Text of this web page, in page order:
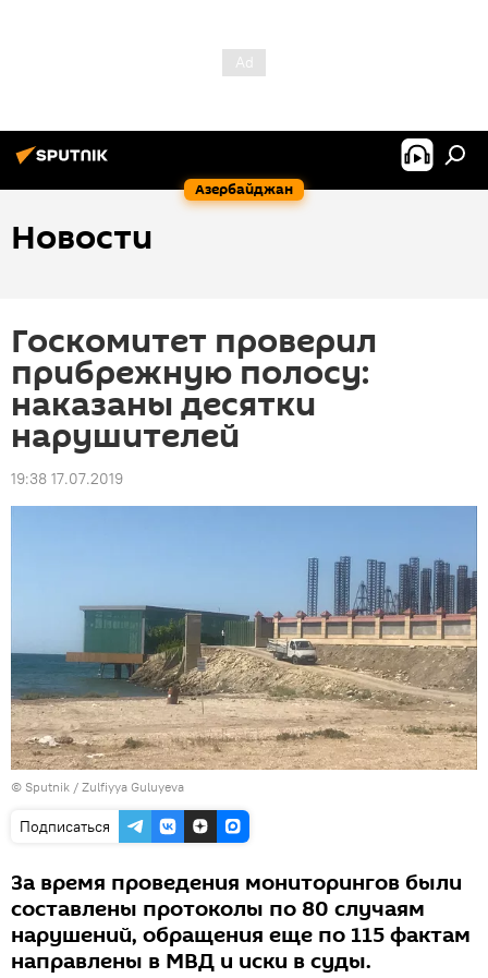
Азербайджан
Новости
Госкомитет проверил
прибрежную полосу:
наказаны десятки
нарушителей
19:38 17.07.2019
© Sputnik / Zulfiyya Guluyeva
Подписаться
За время проведения мониторингов были
составлены протоколы по 80 случаям
нарушений, обращения еще по 115 фактам
направлены в МВД и иски в суды.